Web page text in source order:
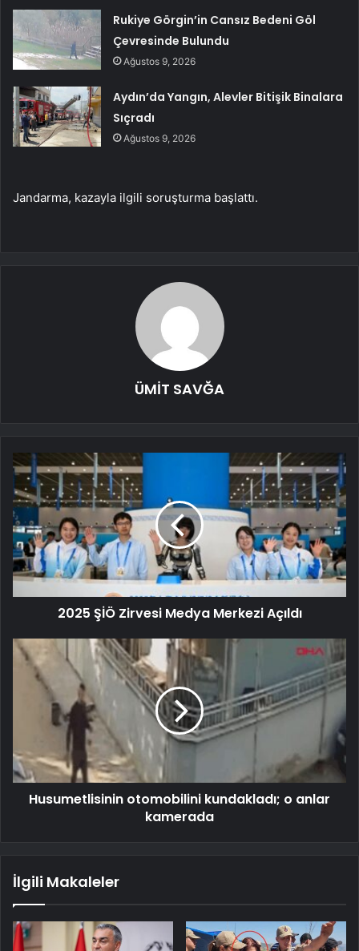
Rukiye Görgin’in Cansız Bedeni Göl
Çevresinde Bulundu
Ağustos 9, 2026
Aydın’da Yangın, Alevler Bitişik Binalara
Sıçradı
Ağustos 9, 2026
Jandarma, kazayla ilgili soruşturma başlattı.
ÜMİT SAVĞA
2025 ŞİÖ Zirvesi Medya Merkezi Açıldı
Husumetlisinin otomobilini kundakladı; o anlar
kamerada
İlgili Makaleler